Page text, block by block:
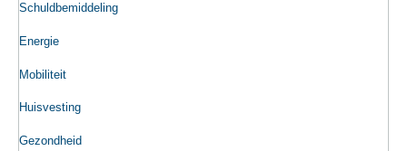
Schuldbemiddeling
Energie
Mobiliteit
Huisvesting
Gezondheid